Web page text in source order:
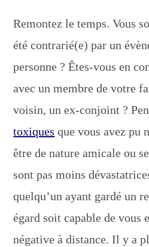
Remontez le temps. Vous
été contrarié(e) par un
personne ? Êtes-vous en
avec un membre de votre
voisin, un ex-conjoint ?
toxiques que vous avez pu
être de nature amicale ou
sont pas moins
quelqu’un ayant gardé un
égard soit capable de vous
négative à distance. Il y a